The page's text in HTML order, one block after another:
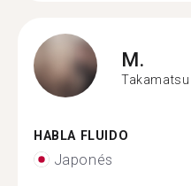
M.
Takamatsu
HABLA FLUIDO
Japonés